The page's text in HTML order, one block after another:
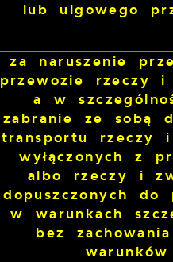
lub ulgowego
za naruszenie
przewozie rzeczy i
a w
zabranie ze sobą
transportu rzeczy
wyłączonych z
albo rzeczy i
dopuszczonych do
w warunkach
bez
warunków